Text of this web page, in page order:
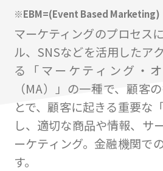
※EBM=(Event Based Marketing)
マーケティングのプロセス
ル、SNSなどを活用したア
る「マーケティング・
（MA）」の一種で、顧客
とで、顧客に起きる重要な
し、適切な商品や情報、サ
ーケティング。金融機関で
す。